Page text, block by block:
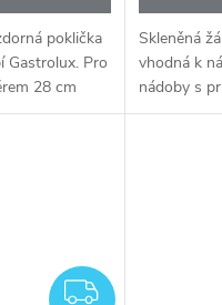
poklička
Gastrolux. Pro
28 cm
Skleněná
vhodná k
nádoby s
ZDARMA